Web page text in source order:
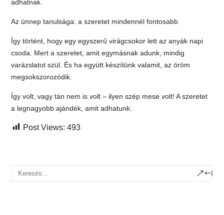
adhatnak.
Az ünnep tanulsága: a szeretet mindennél fontosabb
Így történt, hogy egy egyszerű virágcsokor lett az anyák napi
csoda. Mert a szeretet, amit egymásnak adunk, mindig
varázslatot szül. És ha együtt készítünk valamit, az öröm
megsokszorozódik.
Így volt, vagy tán nem is volt – ilyen szép mese volt! A szeretet
a legnagyobb ajándék, amit adhatunk.
Post Views: 493